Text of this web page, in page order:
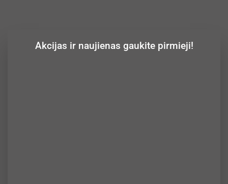
Akcijas ir naujienas gaukite pirmieji!